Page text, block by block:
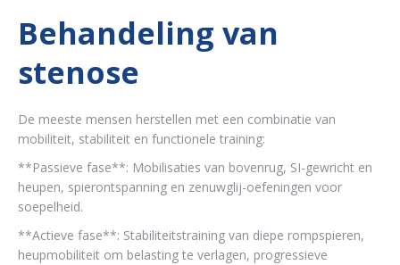
Behandeling van
stenose
De meeste mensen herstellen met een combinatie van
mobiliteit, stabiliteit en functionele training:
**Passieve fase**: Mobilisaties van bovenrug, SI-gewricht en
heupen, spierontspanning en zenuwglij-oefeningen voor
soepelheid.
**Actieve fase**: Stabiliteitstraining van diepe rompspieren,
heupmobiliteit om belasting te verlagen, progressieve